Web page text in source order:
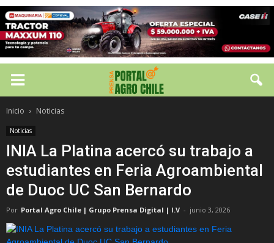
Inicio Noticias
Noticias
INIA La Platina acercó su trabajo a
estudiantes en Feria Agroambiental
de Duoc UC San Bernardo
Por Portal Agro Chile | Grupo Prensa Digital | I.V - junio 3, 2026